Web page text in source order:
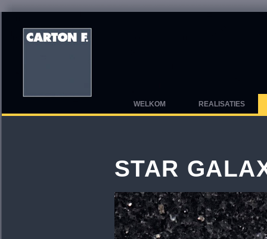
WELKOM REALISATIES
STAR